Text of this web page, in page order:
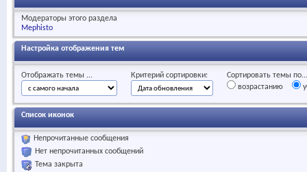
Модераторы этого раздела
Mephisto
Настройка отображения тем
Отображать темы ... Критерий сортировки:
Сортировать темы по...
возрастанию
Список иконок
Непрочитанные сообщения
Нет непрочитанных сообщений
Тема закрыта